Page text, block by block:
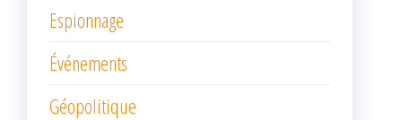
Espionnage
Événements
Géopolitique